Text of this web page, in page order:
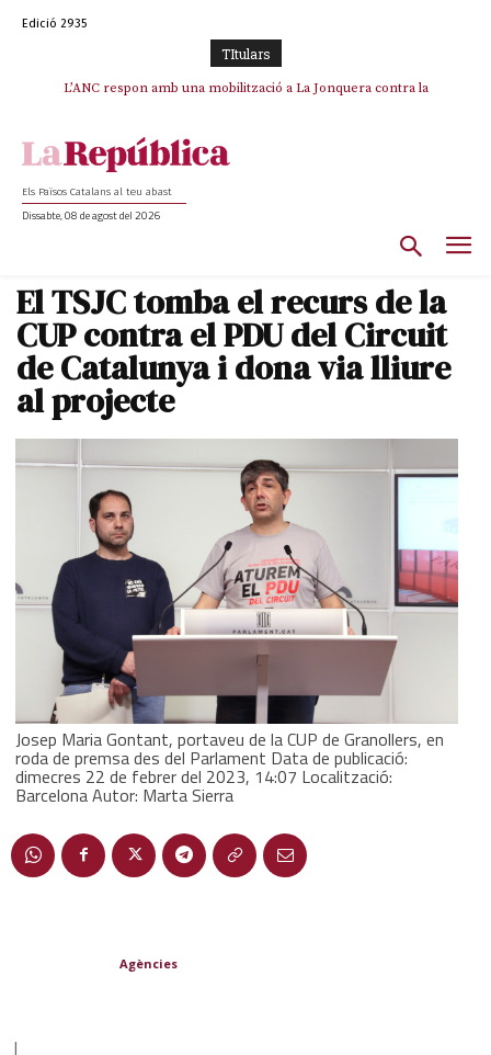
Edició 2935
TItulars
L’ANC respon amb una mobilització a La Jonquera contra la
SOS Costa Brava es planta contra la “nefasta” prolongació de la C-32 i
Els Països Catalans al teu abast
Dissabte, 08 de agost del 2026
El TSJC tomba el recurs de la
CUP contra el PDU del Circuit
de Catalunya i dona via lliure
al projecte
Josep Maria Gontant, portaveu de la CUP de Granollers, en
roda de premsa des del Parlament Data de publicació:
dimecres 22 de febrer del 2023, 14:07 Localització:
Barcelona Autor: Marta Sierra
Agències
|